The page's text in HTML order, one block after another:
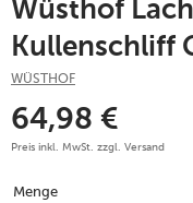
Wüsthof
Kullenschliff
WÜSTHOF
64,98 €
Preis inkl. MwSt. zzgl. Versand
Menge
Menge